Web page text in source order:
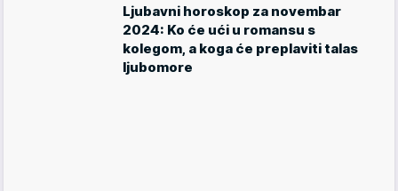
Ljubavni horoskop za novembar
2024: Ko će ući u romansu s
kolegom, a koga će preplaviti talas
ljubomore